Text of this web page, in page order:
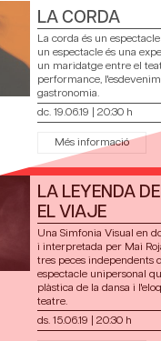
LA CORDA
La corda és un
un espectacle és una
un maridatge entre el
performance,
gastronomia.
dc. 19.06.19
20:30 h
Més informació
LA LEYENDA
EL VIAJE
Una Simfonia Visual en
i interpretada per Mai
tres peces independents
espectacle unipersonal
plàstica de la dansa i
teatre.
ds. 15.06.19
20:30 h